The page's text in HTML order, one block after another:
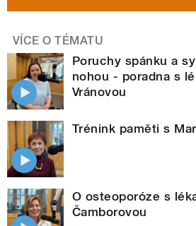
VÍCE O TÉMATU
Poruchy spánku a
nohou - poradna s
Vránovou
Trénink paměti s
O osteoporóze s
Čamborovou